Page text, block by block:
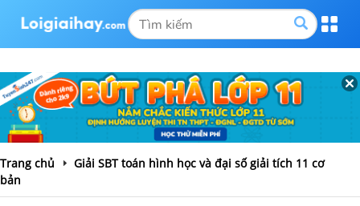
Trang chủ
Giải SBT toán hình học và đại số giải tích 11 cơ
bản